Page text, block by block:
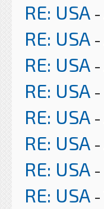
RE: USA -
RE: USA -
RE: USA -
RE: USA -
RE: USA -
RE: USA -
RE: USA -
RE: USA -